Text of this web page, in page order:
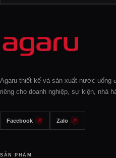
Agaru thiết kế và sản xuất nước uống
riêng cho doanh nghiệp, sự kiện, nhà
Facebook Zalo
SẢN PHẨM